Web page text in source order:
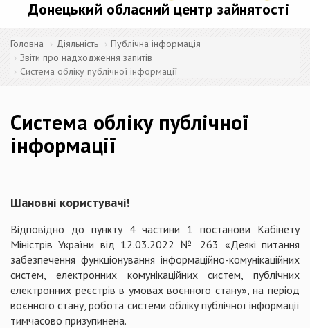
Донецький обласний центр зайнятості
Головна Діяльність
Публічна інформація
Звіти про надходження запитів
Система обліку публічної інформації
Система обліку публічної
інформації
Шановні користувачі!
Відповідно до пункту 4 частини 1 постанови Кабінету
Міністрів України від 12.03.2022 № 263 «Деякі питання
забезпечення функціонування інформаційно-комунікаційних
систем, електронних комунікаційних систем, публічних
електронних реєстрів в умовах воєнного стану», на період
воєнного стану, робота системи обліку публічної інформації
тимчасово призупинена.